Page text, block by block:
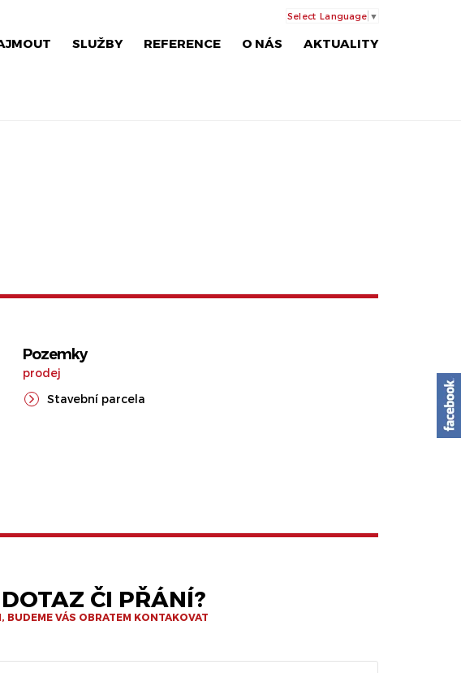
SLUŽBY REFERENCE O NÁS AKTUALITY
Select Language ▼
Pozemky
prodej
Stavební parcela
ČI PŘÁNÍ?
BUDEME VÁS OBRATEM KONTAKOVAT